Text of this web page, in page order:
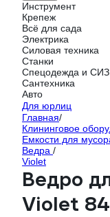
Инструмент
Крепеж
Всё для сада
Электрика
Силовая техника
Станки
Спецодежда и СИЗ
Сантехника
Авто
Для юрлиц
Главная/
Клининговое
Емкости для
Ведра /
Violet
Ведро
Violet